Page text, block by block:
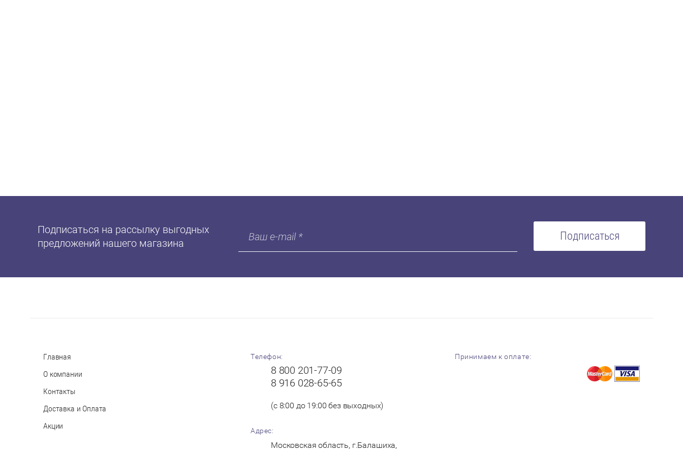
Подписаться на рассылку выгодных
предложений нашего магазина
Подписаться
Главная
О компании
Контакты
Доставка и Оплата
Акции
Телефон:
8 800 201-77-09
8 916 028-65-65
(с 8:00 до 19:00 без выходных)
Адрес:
Московская область, г.Балашиха,
Принимаем к оплате: